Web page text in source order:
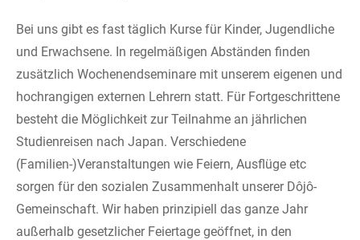
Bei uns gibt es fast täglich Kurse für Kinder, Jugendliche
und Erwachsene. In regelmäßigen Abständen finden
zusätzlich Wochenendseminare mit unserem eigenen und
hochrangigen externen Lehrern statt. Für Fortgeschrittene
besteht die Möglichkeit zur Teilnahme an jährlichen
Studienreisen nach Japan. Verschiedene
(Familien-)Veranstaltungen wie Feiern, Ausflüge etc
sorgen für den sozialen Zusammenhalt unserer Dôjô-
Gemeinschaft. Wir haben prinzipiell das ganze Jahr
außerhalb gesetzlicher Feiertage geöffnet, in den